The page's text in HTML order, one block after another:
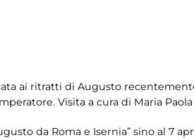
ai ritratti di Augusto
Visita a cura di Maria
da Roma e Isernia” sino al 7